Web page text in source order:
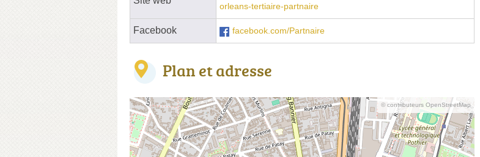
orleans-tertiaire-partnaire
Facebook facebook.com/Partnaire
Plan et adresse
© contributeurs OpenStreetMap